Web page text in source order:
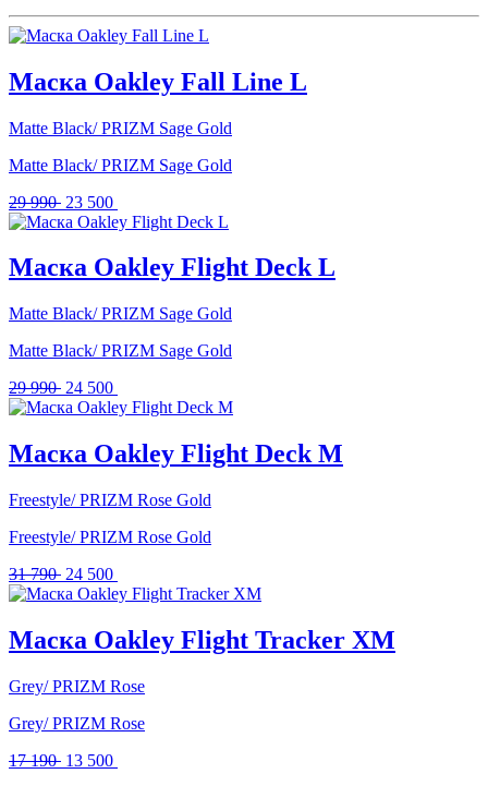
Маска Oakley Fall Line L
Matte Black/ PRIZM Sage Gold
Matte Black/ PRIZM Sage Gold
29 990 Первоначальная
цена
29
990 .
23 500
цена:
500 .
Маска Oakley Flight Deck L
Matte Black/ PRIZM Sage Gold
Matte Black/ PRIZM Sage Gold
29 990 Первоначальная
цена
990 .
24 500
цена:
500 .
Маска Oakley Flight Deck M
Freestyle/ PRIZM Rose Gold
Freestyle/ PRIZM Rose Gold
31 790 Первоначальная
цена
790 .
24 500
цена:
500 .
Маска Oakley Flight Tracker XM
Grey/ PRIZM Rose
Grey/ PRIZM Rose
17 190 Первоначальная
13 500